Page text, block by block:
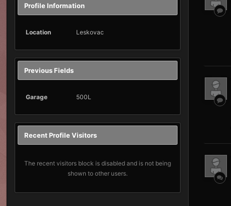
Profile Information
Location Leskovac
Previous Fields
Garage 500L
Recent Profile Visitors
The recent visitors block is disabled and is not being
shown to other users.